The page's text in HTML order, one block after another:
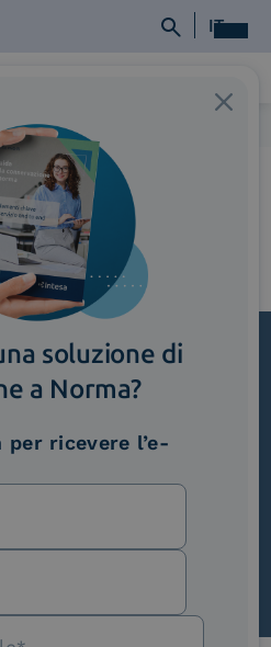
IT
eventi dal mondo della
soluzione di
a Norma?
ricevere l’e-